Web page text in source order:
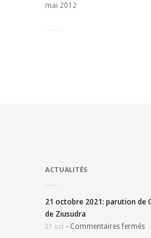
mai 2012
ACTUALITÉS
21 octobre 2021: parution de
de Ziusudra
21 oct - Commentaires fermés